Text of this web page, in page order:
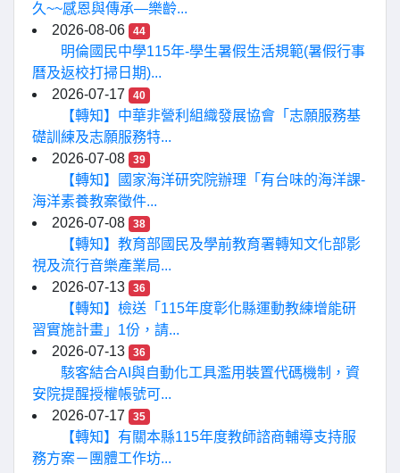
久~~感恩與傳承—樂齡...
2026-08-06
44
明倫國民中學115年-學生暑假生活規範(暑假行事
曆及返校打掃日期)...
2026-07-17
40
【轉知】中華非營利組織發展協會「志願服務基
礎訓練及志願服務特...
2026-07-08
39
【轉知】國家海洋研究院辦理「有台味的海洋課-
海洋素養教案徵件...
2026-07-08
38
【轉知】教育部國民及學前教育署轉知文化部影
視及流行音樂產業局...
2026-07-13
36
【轉知】檢送「115年度彰化縣運動教練增能研
習實施計畫」1份，請...
2026-07-13
36
駭客結合AI與自動化工具濫用裝置代碼機制，資
安院提醒授權帳號可...
2026-07-17
35
【轉知】有關本縣115年度教師諮商輔導支持服
務方案－團體工作坊...